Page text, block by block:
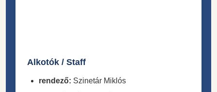
Alkotók / Staff
rendező: Szinetár Miklós